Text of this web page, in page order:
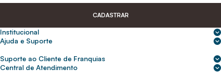
CADASTRAR
Institucional
Sobre nós
Para empresas
Ajuda e Suporte
Frete e entrega
Suporte ao Cliente de Franquias
2ª Via de Boletos - Crédito ABC
Central de Atendimento